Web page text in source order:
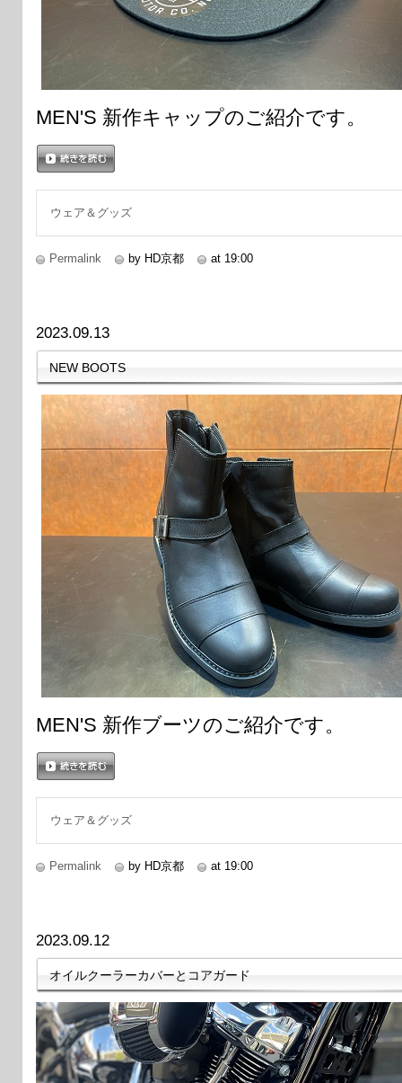
MEN'S 新作キャップのご紹介です。
ウェア＆グッズ
Permalink by HD京都 at 19:00
2023.09.13
NEW BOOTS
MEN'S 新作ブーツのご紹介です。
ウェア＆グッズ
Permalink by HD京都 at 19:00
2023.09.12
オイルクーラーカバーとコアガード